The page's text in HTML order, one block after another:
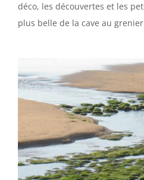
déco, les découvertes et les
plus belle de la cave au